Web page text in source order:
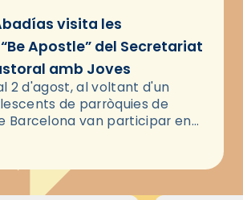
visita les
Apostle” del Secretariat
amb Joves
2 d'agost, al voltant d'un
de parròquies de
Barcelona van participar en
Be Apostle, organitzades pel